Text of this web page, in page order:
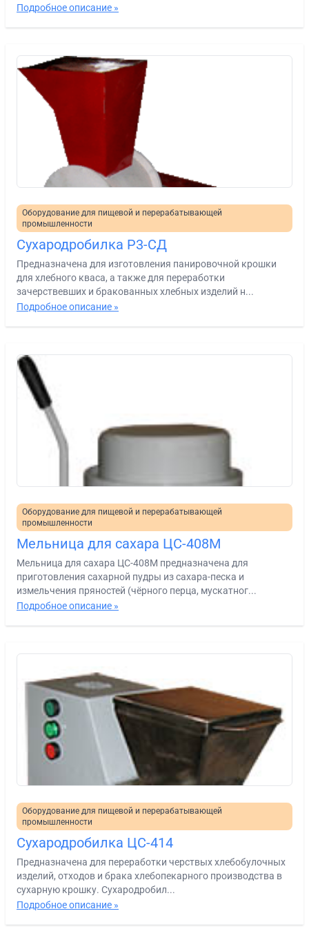
Подробное описание »
Оборудование для пищевой и перерабатывающей
промышленности
Сухародробилка Р3-СД
Предназначена для изготовления панировочной крошки
для хлебного кваса, а также для переработки
зачерствевших и бракованных хлебных изделий н...
Подробное описание »
Оборудование для пищевой и перерабатывающей
промышленности
Мельница для сахара ЦС-408М
Мельница для сахара ЦС-408М предназначена для
приготовления сахарной пудры из сахара-песка и
измельчения пряностей (чёрного перца, мускатног...
Подробное описание »
Оборудование для пищевой и перерабатывающей
промышленности
Сухародробилка ЦС-414
Предназначена для переработки черствых хлебобулочных
изделий, отходов и брака хлебопекарного производства в
сухарную крошку. Сухародробил...
Подробное описание »